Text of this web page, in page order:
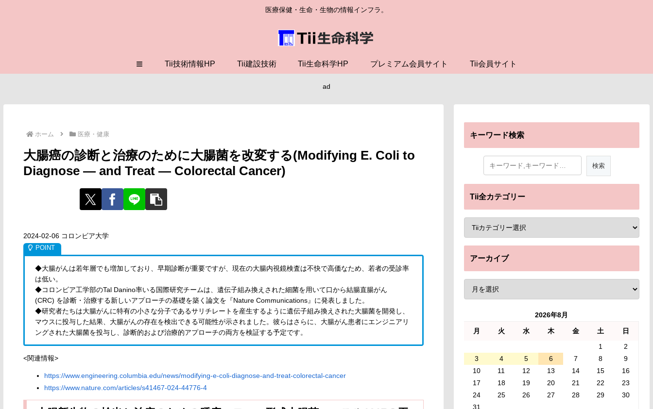
医療保健・生命・生物の情報インフラ。
≡ Tii技術情報HP Tii建設技術 Tii生命科学HP プレミアム会員サイト Tii会員サイト
ad
ホーム 医療・健康
大腸癌の診断と治療のために大腸菌を改変する(Modifying E. Coli to
Diagnose ― and Treat ― Colorectal Cancer)
2024-02-06 コロンビア大学
◆大腸がんは若年層でも増加しており、早期診断が重要ですが、現在の大腸内視鏡検査は不快で高価なため、若者の受診率
は低い。
◆コロンビア工学部のTal Danino率いる国際研究チームは、遺伝子組み換えされた細菌を用いて口から結腸直腸がん
(CRC) を診断・治療する新しいアプローチの基礎を築く論文を『Nature Communications』に発表しました。
◆研究者たちは大腸がんに特有の小さな分子であるサリチレートを産生するように遺伝子組み換えされた大腸菌を開発し、
マウスに投与した結果、大腸がんの存在を検出できる可能性が示されました。彼らはさらに、大腸がん患者にエンジニアリ
ングされた大腸菌を投与し、診断的および治療的アプローチの両方を検証する予定です。
<関連情報>
https://www.engineering.columbia.edu/news/modifying-e-coli-diagnose-and-treat-colorectal-cancer
https://www.nature.com/articles/s41467-024-44776-4
キーワード検索
Tii全カテゴリー
アーカイブ
2026年8月
月 火 水 木 金 土
日
1
2
3
4 5 6 7 8
9
10
11 12 13 14 15
16
17
18 19 20 21 22
23
24
25 26 27 28 29
30
31